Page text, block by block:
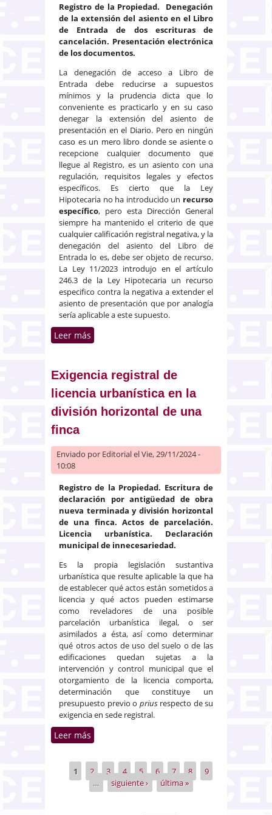
Registro de la Propiedad. Denegación
de la extensión del asiento en el Libro
de Entrada de dos escrituras de
cancelación. Presentación electrónica
de los documentos.
La denegación de acceso a Libro de
Entrada debe reducirse a supuestos
mínimos y la prudencia dicta que lo
conveniente es practicarlo y en su caso
denegar la extensión del asiento de
presentación en el Diario. Pero en ningún
caso es un mero libro donde se asiente o
recepcione cualquier documento que
llegue al Registro, es un asiento con una
regulación, requisitos legales y efectos
específicos. Es cierto que la Ley
Hipotecaria no ha introducido un recurso
específico, pero esta Dirección General
siempre ha mantenido el criterio de que
cualquier calificación registral negativa, y la
denegación del asiento del Libro de
Entrada lo es, debe ser objeto de recurso.
La Ley 11/2023 introdujo en el artículo
246.3 de la Ley Hipotecaria un recurso
especifico contra la negativa a extender el
asiento de presentación que por analogía
sería aplicable a este supuesto.
Leer más
telemática de copia electrónica
de documentos
Exigencia registral de
licencia urbanística en la
división horizontal de una
finca
Enviado por Editorialel Vie, 29/11/2024 -
10:08
Registro de la Propiedad. Escritura de
declaración por antigüedad de obra
nueva terminada y división horizontal
de una finca. Actos de parcelación.
Licencia urbanística. Declaración
municipal de innecesariedad.
Es la propia legislación sustantiva
urbanística que resulte aplicable la que ha
de establecer qué actos están sometidos a
licencia y qué actos pueden estimarse
como reveladores de una posible
parcelación urbanística ilegal, o ser
asimilados a ésta, así como determinar
qué otros actos de uso del suelo o de las
edificaciones quedan sujetas a la
intervención y control municipal que el
otorgamiento de la licencia comporta,
determinación que constituye un
presupuesto previo o priusrespecto de su
exigencia en sede registral.
Leer más
horizontal de una finca
Páginas
1 2 3 4 5 6 7 8
9
…
siguiente › última »